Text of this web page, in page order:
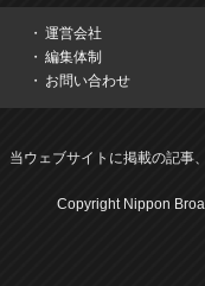
運営会社
編集体制
お問い合わせ
当ウェブサイトに掲載の記事
Copyright Nippon